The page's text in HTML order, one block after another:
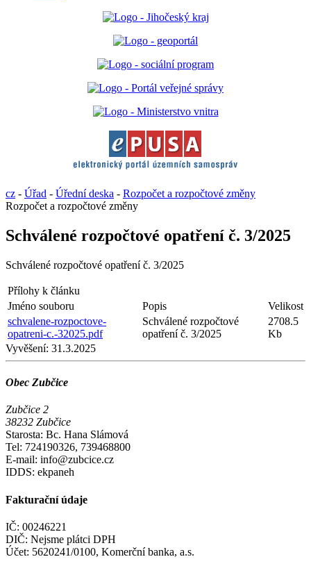
cz - Úřad - Úřední deska - Rozpočet a rozpočtové změny
Rozpočet a rozpočtové změny
Schválené rozpočtové opatření č. 3/2025
Schválené rozpočtové opatření č. 3/2025
Přílohy k článku
Jméno souboru
Popis
Velikost
schvalene-rozpoctove-
opatreni-c.-32025.pdf
Schválené rozpočtové
opatření č. 3/2025
2708.5
Kb
Vyvěšení: 31.3.2025
Obec Zubčice
Zubčice 2
38232 Zubčice
Starosta: Bc. Hana Slámová
Tel: 724190326, 739468800
E-mail: info@zubcice.cz
IDDS: ekpaneh
Fakturační údaje
IČ: 00246221
DIČ: Nejsme plátci DPH
Účet: 5620241/0100, Komerční banka, a.s.